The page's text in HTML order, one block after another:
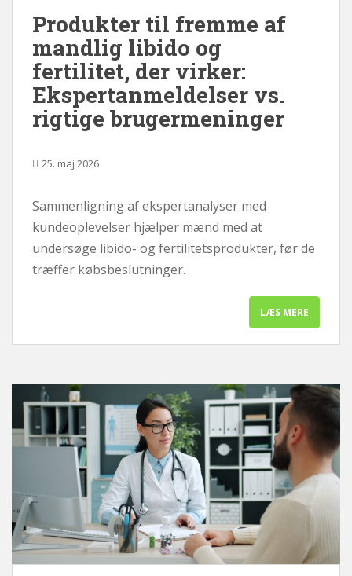
Produkter til fremme af
mandlig libido og
fertilitet, der virker:
Ekspertanmeldelser vs.
rigtige brugermeninger
25. maj 2026
Sammenligning af ekspertanalyser med
kundeoplevelser hjælper mænd med at
undersøge libido- og fertilitetsprodukter, før de
træffer købsbeslutninger.
LÆS MERE